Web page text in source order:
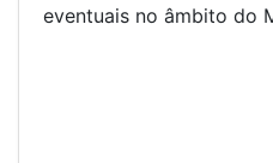
eventuais no âmbito do